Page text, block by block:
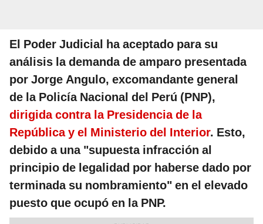
El Poder Judicial ha aceptado para su
análisis la demanda de amparo presentada
por Jorge Angulo, excomandante general
de la Policía Nacional del Perú (PNP),
dirigida contra la Presidencia de la
República y el Ministerio del Interior. Esto,
debido a una "supuesta infracción al
principio de legalidad por haberse dado por
terminada su nombramiento" en el elevado
puesto que ocupó en la PNP.